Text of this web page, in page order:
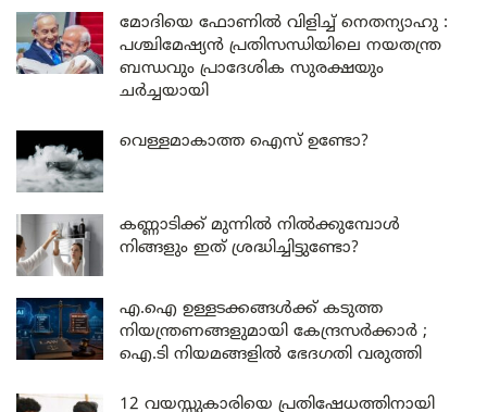
മോദിയെ ഫോണിൽ വിളിച്ച് നെതന്യാഹു :
പശ്ചിമേഷ്യൻ പ്രതിസന്ധിയിലെ നയതന്ത്ര
ബന്ധവും പ്രാദേശിക സുരക്ഷയും
ചർച്ചയായി
വെള്ളമാകാത്ത ഐസ് ഉണ്ടോ?
കണ്ണാടിക്ക് മുന്നിൽ നിൽക്കുമ്പോൾ
നിങ്ങളും ഇത് ശ്രദ്ധിച്ചിട്ടുണ്ടോ?
എ.ഐ ഉള്ളടക്കങ്ങൾക്ക് കടുത്ത
നിയന്ത്രണങ്ങളുമായി കേന്ദ്രസർക്കാർ ;
ഐ.ടി നിയമങ്ങളിൽ ഭേദഗതി വരുത്തി
12 വയസ്സുകാരിയെ പ്രതിഷേധത്തിനായി